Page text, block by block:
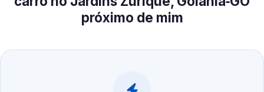
próximo de mim